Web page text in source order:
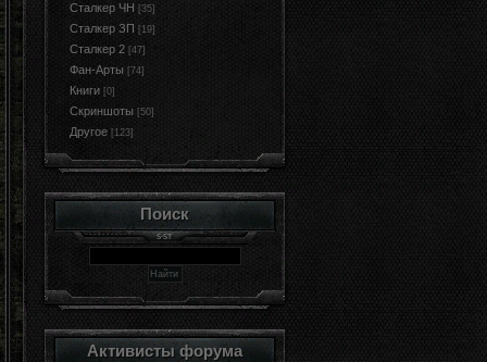
Сталкер ЧН [35]
Сталкер ЗП [19]
Сталкер 2 [47]
Фан-Арты [74]
Книги [0]
Cкриншоты [50]
Другое [123]
Поиск
Активисты форума